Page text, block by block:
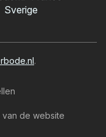
Sverige
.
de website